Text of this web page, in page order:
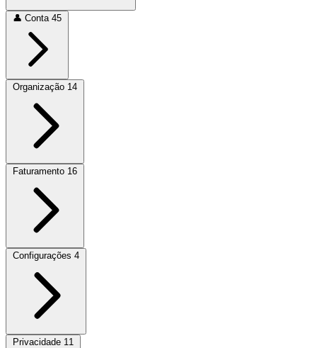
👤 Conta 45
Organização 14
Faturamento 16
Configurações 4
Privacidade 11